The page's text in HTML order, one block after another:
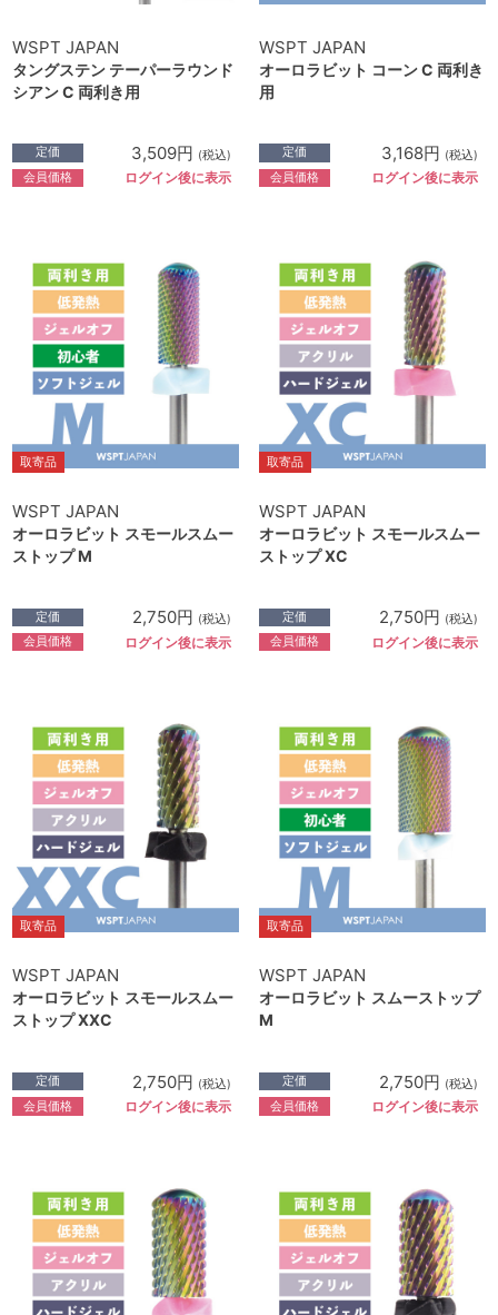
WSPT JAPAN
タングステン テーパーラウンド
シアン C 両利き用
定価 3,509円 (税込)
会員価格 ログイン後に表示
WSPT JAPAN
オーロラビット コーン C 両利き
用
定価 3,168円 (税込)
会員価格 ログイン後に表示
取寄品
WSPT JAPAN
オーロラビット スモールスムー
ストップ M
定価 2,750円 (税込)
会員価格 ログイン後に表示
取寄品
WSPT JAPAN
オーロラビット スモールスムー
ストップ XC
定価 2,750円 (税込)
会員価格 ログイン後に表示
取寄品
WSPT JAPAN
オーロラビット スモールスムー
ストップ XXC
定価 2,750円 (税込)
会員価格 ログイン後に表示
取寄品
WSPT JAPAN
オーロラビット スムーストップ
M
定価 2,750円 (税込)
会員価格 ログイン後に表示